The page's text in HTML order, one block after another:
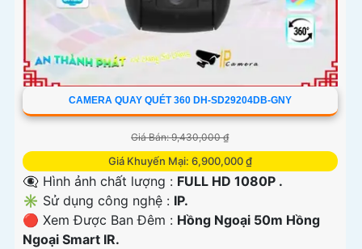
CAMERA QUAY QUÉT 360 DH-SD29204DB-GNY
Giá Bán: 9,430,000 ₫
Giá Khuyến Mại: 6,900,000 ₫
👁️‍🗨 Hình ảnh chất lượng : FULL HD 1080P .
✳️ Sử dụng công nghệ : IP.
🔴 Xem Được Ban Đêm : Hồng Ngoại 50m Hồng
Ngoại Smart IR.